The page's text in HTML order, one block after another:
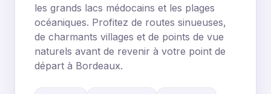
les grands lacs médocains et les plages
océaniques. Profitez de routes sinueuses,
de charmants villages et de points de vue
naturels avant de revenir à votre point de
départ à Bordeaux.